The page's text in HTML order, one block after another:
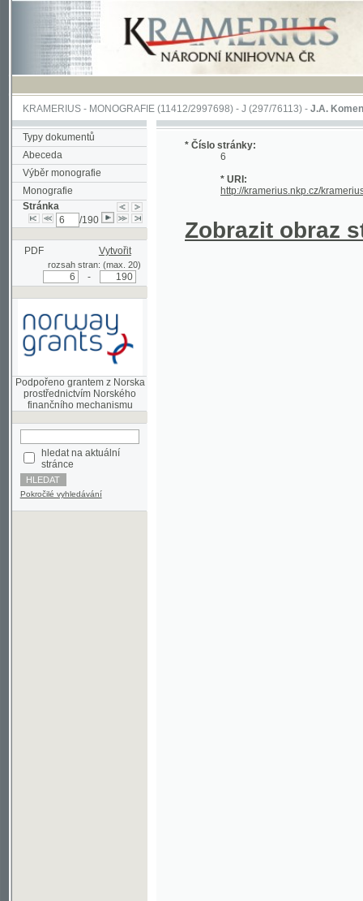
KRAMERIUS-MONOGRAFIE(11412/2997698) -J (297/76113)-J.A. Komenského
Typy dokumentů
Abeceda
Výběr monografie
Monografie
Stránka
/190
PDF Vytvořit
rozsah stran: (max. 20)
Podpořeno grantem z Norska
prostřednictvím Norského
hledat na aktuální
stránce
Pokročilé vyhledávání
* Číslo stránky:
6
* URI:
http://kramerius.nkp.cz/kramerius/